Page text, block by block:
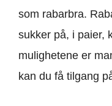
som rabarbra.
sukker på, i paier,
mulighetene er
kan du få tilgang